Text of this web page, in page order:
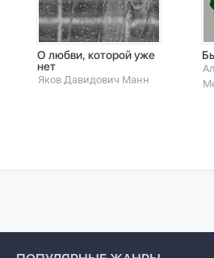
О любви, которой уже
нет
Яков Давидович Манн